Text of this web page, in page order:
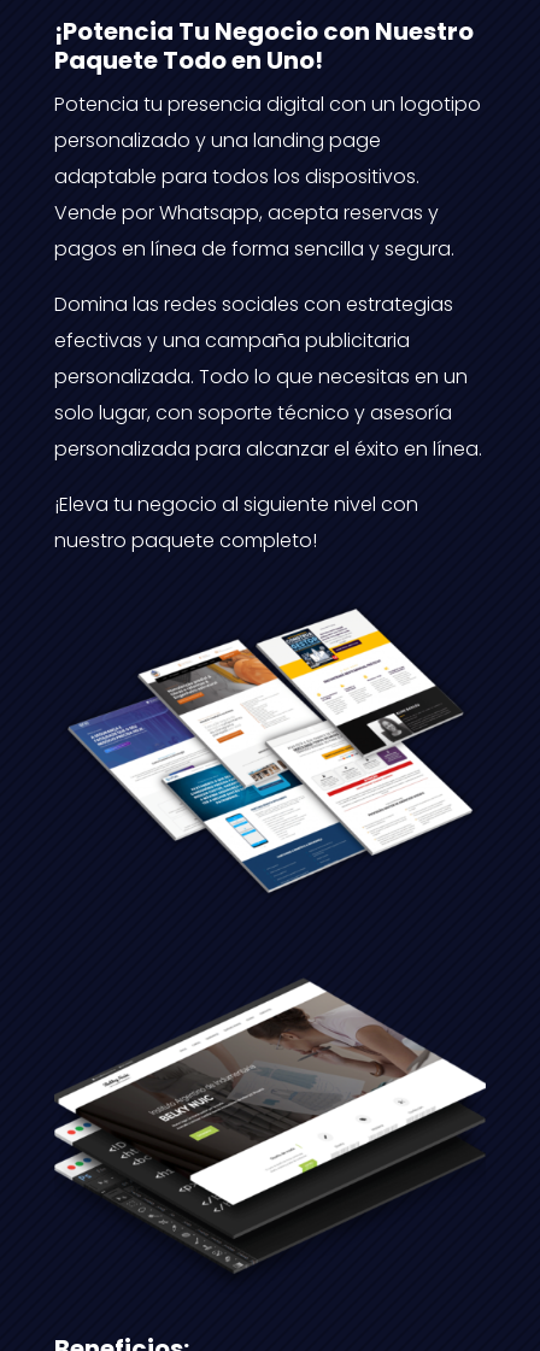
¡Potencia Tu Negocio con Nuestro
Paquete Todo en Uno!
Potencia tu presencia digital con un logotipo
personalizado y una landing page
adaptable para todos los dispositivos.
Vende por Whatsapp, acepta reservas y
pagos en línea de forma sencilla y segura.
Domina las redes sociales con estrategias
efectivas y una campaña publicitaria
personalizada. Todo lo que necesitas en un
solo lugar, con soporte técnico y asesoría
personalizada para alcanzar el éxito en línea.
¡Eleva tu negocio al siguiente nivel con
nuestro paquete completo!